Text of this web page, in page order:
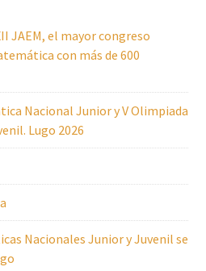
JAEM, el mayor congreso
con más de 600
Nacional Junior y V Olimpiada
Lugo 2026
Nacionales Junior y Juvenil se